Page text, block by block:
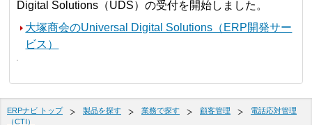
Digital Solutions（UDS）の受付を開始しました。
大塚商会のUniversal Digital Solutions（ERP開発サー
ビス）
ERPナビ トップ 製品を探す 業務で探す 顧客管理
電話応対管理
（CTI）